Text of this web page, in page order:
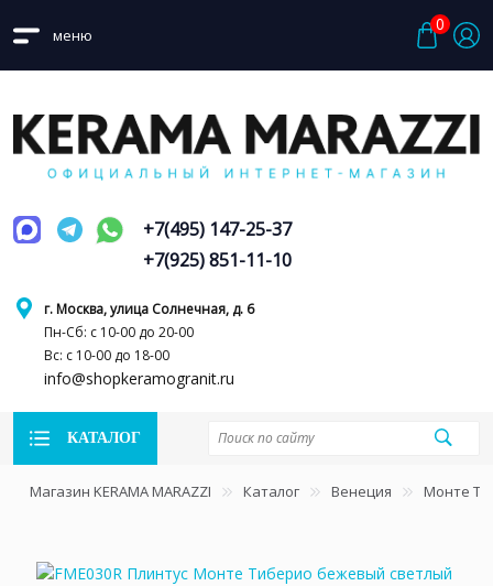
меню
0
г. Москва, улица Солнечная, д. 6
Пн-Сб: с 10-00 до 20-00
Вс: с 10-00 до 18-00
info@shopkeramogranit.ru
+7(495) 147-25-37
+7(925) 851-11-10
КАТАЛОГ
Магазин KERAMA MARAZZI Каталог Венеция Монте